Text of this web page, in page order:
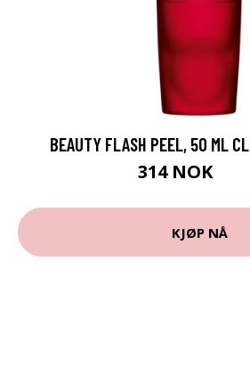
BEAUTY FLASH PEEL, 50 ML
314 NOK
KJØP NÅ